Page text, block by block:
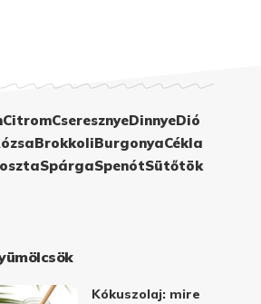
CitromCseresznyeDinnyeDió
BrokkoliBurgonyaCékla
SpárgaSpenótSütőtök
Kókuszolaj: mire